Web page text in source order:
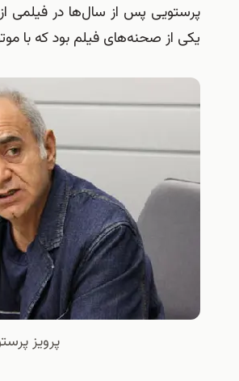
پرستویی پس از سال‌ها در فیلمی
یکی از صحنه‌های فیلم بود که با
پرويز